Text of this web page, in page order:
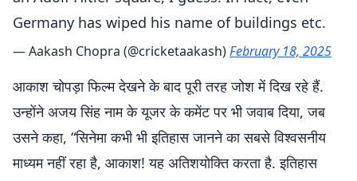
Germany has wiped his name of buildings etc.
— Aakash Chopra (@cricketaakash)February 18, 2025
आकाश चोपड़ा फिल्म देखने के बाद पूरी तरह जोश में दिख रहे हैं.
उन्होंने अजय सिंह नाम के यूजर के कमेंट पर भी जवाब दिया, जब
उसने कहा, “सिनेमा कभी भी इतिहास जानने का सबसे विश्वसनीय
माध्यम नहीं रहा है, आकाश! यह अतिशयोक्ति करता है. इतिहास